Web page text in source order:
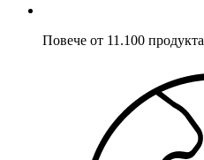
Повече от 11.100 продукта